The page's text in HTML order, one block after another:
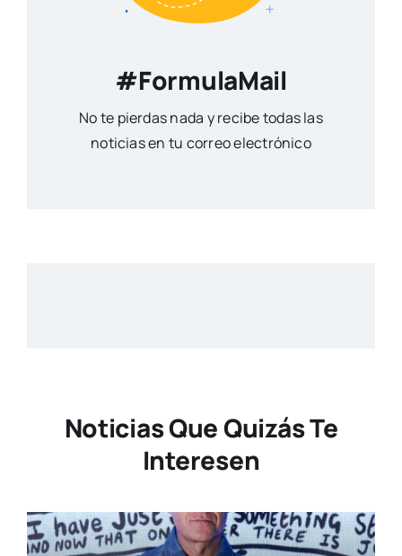
#FormulaMail
No te pierdas nada y recibe todas las
noticias en tu correo electrónico
Noticias Que Quizás Te
Interesen